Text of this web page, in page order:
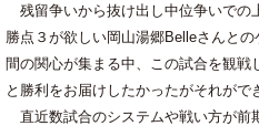
残留争いから抜け出し中位争いでの
勝点３が欲しい岡山湯郷Belleさんと
間の関心が集まる中、この試合を観
と勝利をお届けしたかったがそれがで
直近数試合のシステムや戦い方が前